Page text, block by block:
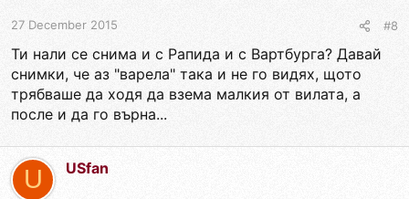
27 December 2015 #8
Ти нали се снима и с Рапида и с Вартбурга? Давай
снимки, че аз "варела" така и не го видях, щото
трябваше да ходя да взема малкия от вилата, а
после и да го върна...
U USfan